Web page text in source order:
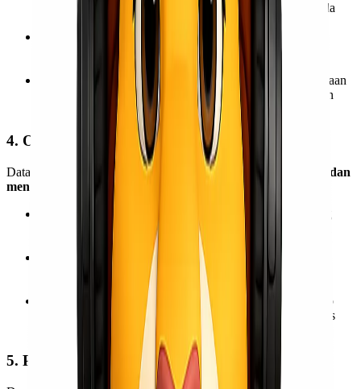
barang telah diterima dari pengirim dan diserahkan kepada
Dasar untuk Penagihan:
Memastikan bahwa biaya
pengiriman dihitung berdasarkan data yang akurat (berat,
dimensi, jenis layanan).
Audit Internal dan Eksternal:Memungkinkan perusahaan
atau pihak berwenang untuk meninjau riwayat pergerakan
barang untuk tujuan kepatuhan atau investigasi.
4. Optimalisasi Operasional
Data dari kartu inventaris dapat digunakan untuk
menganalisis dan
mengoptimalkan proses operasional
, seperti:
Perencanaan Rute:
Memahami volume dan jenis barang
membantu dalam perencanaan rute pengiriman yang lebih
Manajemen Kapasitas:
Mengidentifikasi pola volume
barang untuk mengelola kapasitas kendaraan atau gudang
dengan lebih baik.
Identifikasi Kemacetan:
Melacak waktu tunggu di setiap
titik dapat membantu mengidentifikasi area di mana proses
5. Pelayanan Pelanggan yang Lebih Baik